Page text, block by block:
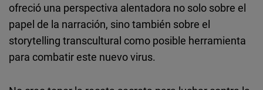
ofreció una perspectiva alentadora no solo sobre el
papel de la narración, sino también sobre el
storytelling transcultural como posible herramienta
para combatir este nuevo virus.